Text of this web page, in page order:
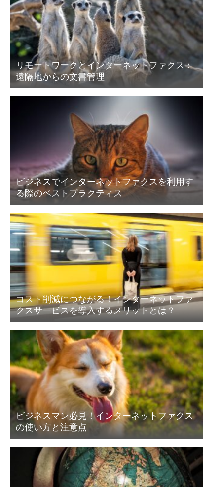
リモートワークとインターネットファクス：
遠隔地からの文書管理
ビジネスでインターネットファクスを利用す
る際のベストプラクティス
コスト削減につながる！インターネットファ
クスサービスを導入するメリットとは？
ビジネスマン必見！インターネットファクス
の使い方と注意点